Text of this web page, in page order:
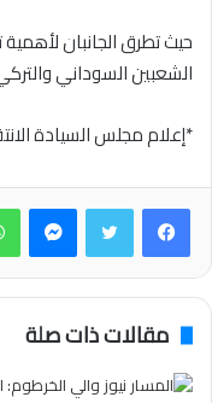
حيث تطرق الجانبان
الشعبين السوداني
*إعلام مجلس السيادة
فيسبوكتويتر
مقالات ذات صلة